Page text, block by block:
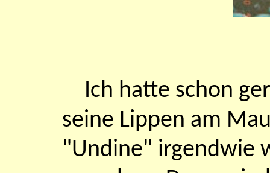
Ich hatte schon
seine Lippen am
"Undine" irgendwie